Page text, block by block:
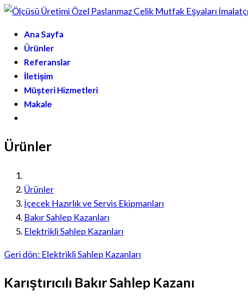
Ana Sayfa
Ürünler
Referanslar
İletişim
Müşteri Hizmetleri
Makale
Ürünler
Ürünler
İçecek Hazırlık ve Servis Ekipmanları
Bakır Sahlep Kazanları
Elektrikli Sahlep Kazanları
Geri dön: Elektrikli Sahlep Kazanları
Karıştırıcılı Bakır Sahlep Kazanı